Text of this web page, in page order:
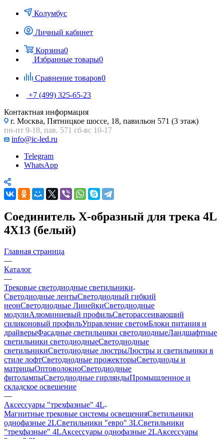
Колумбус
Личный кабинет
Корзина0
Избранные товары0
Сравнение товаров0
+7 (499) 325-65-23
Контактная информация
г. Москва, Пятницкое шоссе, 18, павильон 571 (3 этаж)
пн-пт 9-18, пав. 571 сб-вс 10-17
info@ic-led.ru
Telegram
WhatsApp
Соединитель Х-образный для трека 4L
4X13 (белый)
Главная страница
—
Каталог
—
Трековые светодиодные светильники
Светодиодные лентыСветодиодный гибкий
неонСветодиодные ЛинейкиСветодиодные
модулиАлюминиевый профильСветорассеивающий
силиконовый профильУправление светомБлоки питания и
драйверыФасадные светильники светодиодныеЛандшафтные
светильники светодиодныеСветодиодные
светильникиСветодиодные люстрыЛюстры и светильники в
стиле лофтСветодиодные прожекторыСветодиоды и
матрицыОптоволокноСветодиодные
фитолампыСветодиодные гирляндыПромышленное и
складское освещение
—
Аксессуары "трехфазные" 4L
Магнитные трековые системы освещенияСветильники
однофазные 2LСветильники "евро" 3LСветильники
"трехфазные" 4LАксессуары однофазные 2LАксессуары